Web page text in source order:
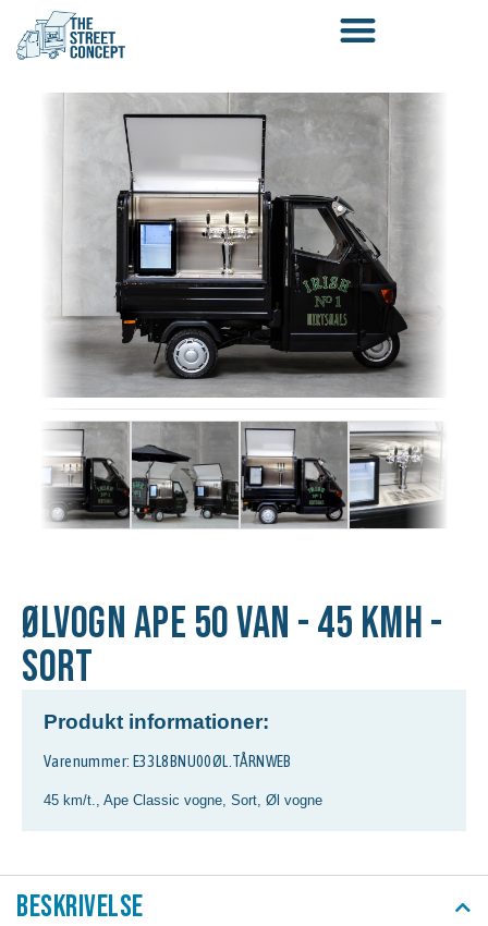
Ølvogn APE 50 Van - 45 kmh -
sort
Produkt informationer:
Varenummer: E33L8BNU00ØL.TÅRNWEB
45 km/t. Ape Classic vogne Sort Øl vogne
Beskrivelse